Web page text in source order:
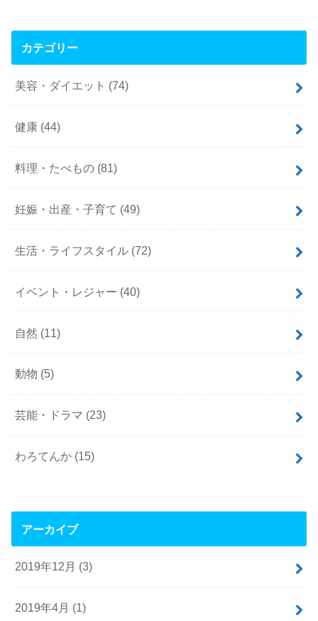
カテゴリー
美容・ダイエット (74)
健康 (44)
料理・たべもの (81)
妊娠・出産・子育て (49)
生活・ライフスタイル (72)
イベント・レジャー (40)
自然 (11)
動物 (5)
芸能・ドラマ (23)
わろてんか (15)
アーカイブ
2019年12月 (3)
2019年4月 (1)